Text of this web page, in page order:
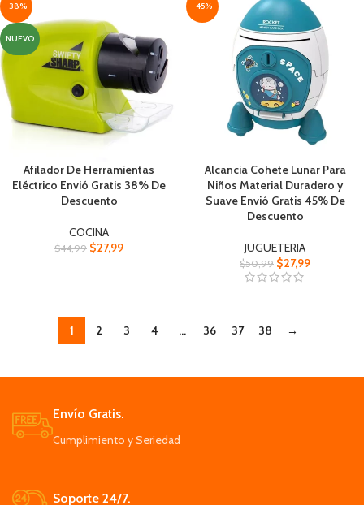
-38%
NUEVO
Afilador De Herramientas
Eléctrico Envió Gratis 38% De
Descuento
COCINA
$44,99 $27,99
-45%
Alcancia Cohete Lunar Para
Niños Material Duradero y
Suave Envió Gratis 45% De
Descuento
JUGUETERIA
$50,99 $27,99
1 2 3 4 … 36 37 38 →
Envío Gratis.
Cumplimiento y Seriedad
Soporte 24/7.